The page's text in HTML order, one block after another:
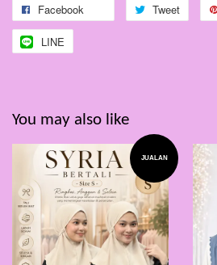
Facebook Tweet
LINE
You may also like
JUALAN